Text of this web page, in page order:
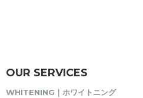
OUR SERVICES
WHITENING｜ホワイトニング